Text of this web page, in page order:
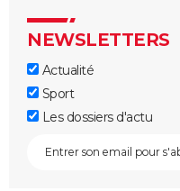
NEWSLETTERS
Actualité
Sport
Les dossiers d'actu